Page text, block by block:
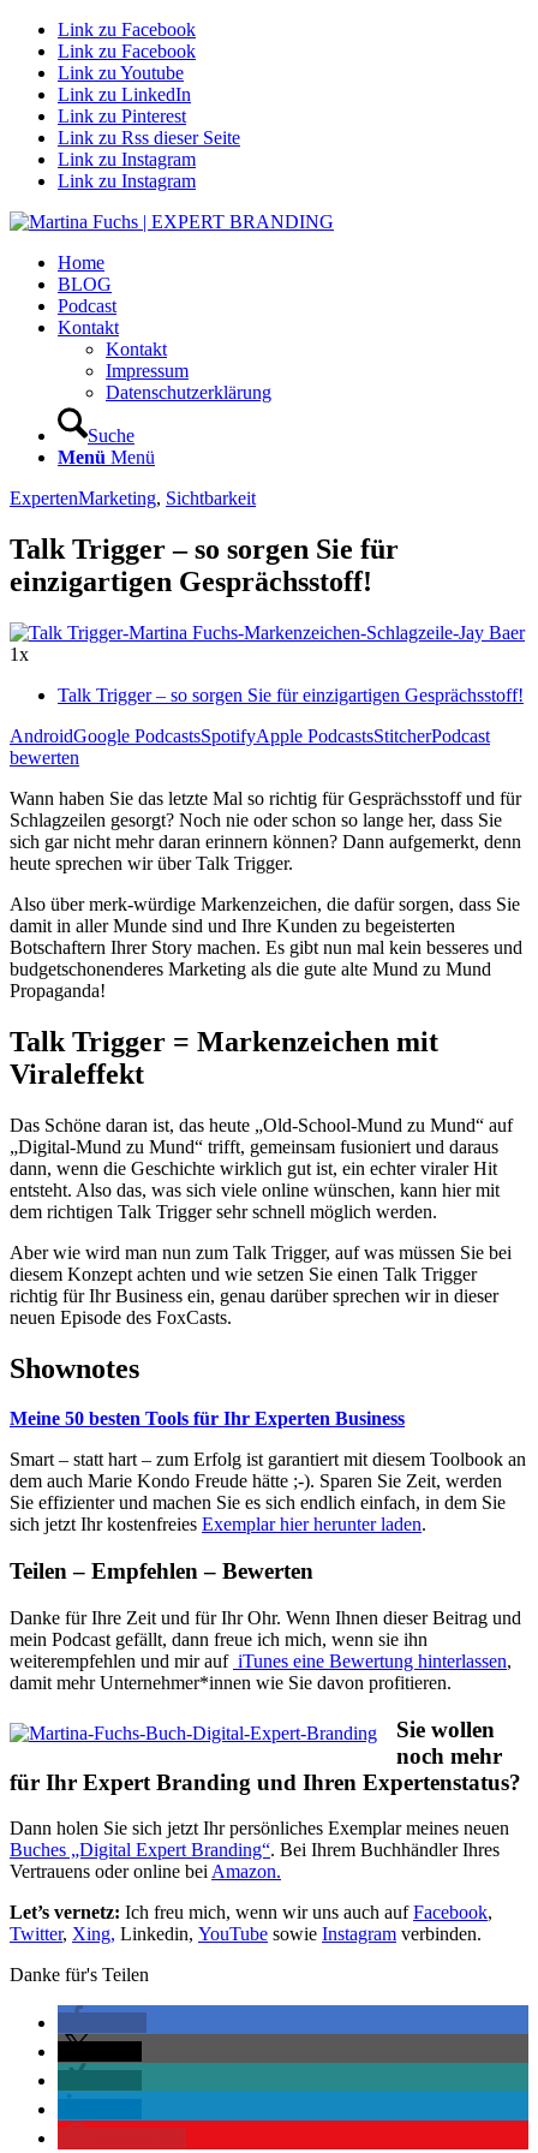
Link zu Facebook
Link zu Facebook
Link zu Youtube
Link zu LinkedIn
Link zu Pinterest
Link zu Rss dieser Seite
Link zu Instagram
Link zu Instagram
Home
BLOG
Podcast
Kontakt
Kontakt
Impressum
Datenschutzerklärung
Suche
Menü Menü
ExpertenMarketing, Sichtbarkeit
Talk Trigger – so sorgen Sie für
einzigartigen Gesprächsstoff!
1x
Talk Trigger – so sorgen Sie für einzigartigen Gesprächsstoff!
AndroidGoogle PodcastsSpotifyApple PodcastsStitcherPodcast
bewerten
Wann haben Sie das letzte Mal so richtig für Gesprächsstoff und für
Schlagzeilen gesorgt? Noch nie oder schon so lange her, dass Sie
sich gar nicht mehr daran erinnern können? Dann aufgemerkt, denn
heute sprechen wir über Talk Trigger.
Also über merk-würdige Markenzeichen, die dafür sorgen, dass Sie
damit in aller Munde sind und Ihre Kunden zu begeisterten
Botschaftern Ihrer Story machen. Es gibt nun mal kein besseres und
budgetschonenderes Marketing als die gute alte Mund zu Mund
Propaganda!
Talk Trigger = Markenzeichen mit
Viraleffekt
Das Schöne daran ist, das heute „Old-School-Mund zu Mund“ auf
„Digital-Mund zu Mund“ trifft, gemeinsam fusioniert und daraus
dann, wenn die Geschichte wirklich gut ist, ein echter viraler Hit
entsteht. Also das, was sich viele online wünschen, kann hier mit
dem richtigen Talk Trigger sehr schnell möglich werden.
Aber wie wird man nun zum Talk Trigger, auf was müssen Sie bei
diesem Konzept achten und wie setzen Sie einen Talk Trigger
richtig für Ihr Business ein, genau darüber sprechen wir in dieser
neuen Episode des FoxCasts.
Shownotes
Meine 50 besten Tools für Ihr Experten Business
Smart – statt hart – zum Erfolg ist garantiert mit diesem Toolbook an
dem auch Marie Kondo Freude hätte ;-). Sparen Sie Zeit, werden
Sie effizienter und machen Sie es sich endlich einfach, in dem Sie
sich jetzt Ihr kostenfreies Exemplar hier herunter laden.
Teilen – Empfehlen – Bewerten
Danke für Ihre Zeit und für Ihr Ohr. Wenn Ihnen dieser Beitrag und
mein Podcast gefällt, dann freue ich mich, wenn sie ihn
weiterempfehlen und mir auf iTunes eine Bewertung hinterlassen,
damit mehr Unternehmer*innen wie Sie davon profitieren.
Sie wollen
noch mehr
für Ihr Expert Branding und Ihren Expertenstatus?
Dann holen Sie sich jetzt Ihr persönliches Exemplar meines neuen
Buches „Digital Expert Branding“. Bei Ihrem Buchhändler Ihres
Vertrauens oder online bei Amazon.
Let’s vernetz: Ich freu mich, wenn wir uns auch aufFacebook,
Twitter, Xing, Linkedin, YouTube sowie Instagram verbinden.
Danke für's Teilen